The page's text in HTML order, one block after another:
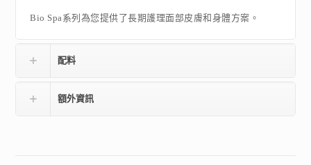
Bio Spa系列為您提供了長期護理面部皮膚和身體方案。
配料
額外資訊